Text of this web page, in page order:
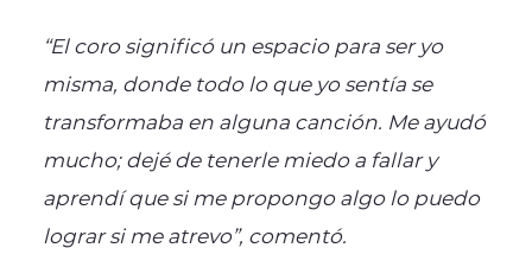
“El coro significó un espacio para ser yo
misma, donde todo lo que yo sentía se
transformaba en alguna canción. Me ayudó
mucho; dejé de tenerle miedo a fallar y
aprendí que si me propongo algo lo puedo
lograr si me atrevo”, comentó.